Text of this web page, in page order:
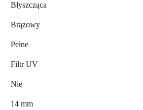
Błyszcząca
Brązowy
Pełne
Filtr UV
Nie
14 mm